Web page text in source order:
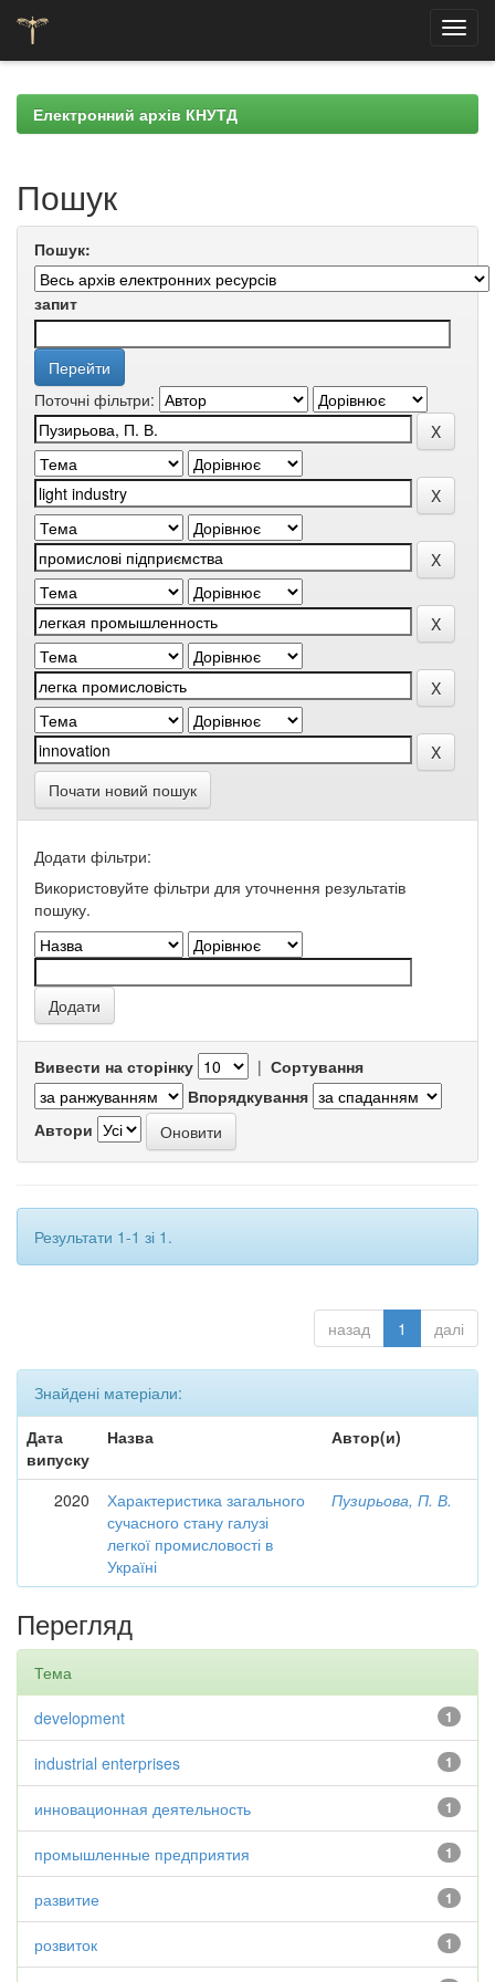
navigationЕлектронний архів КНУТД
Пошук
Пошук:
запит
Поточні фільтри:
Почати новий пошук
Додати фільтри:
Використовуйте фільтри для уточнення результатів
пошуку.
Вивести на сторінку | Сортування
Впорядкування
Автори
Результати 1-1 зі 1.
назад 1 далі
Знайдені матеріали:
Дата
випуску
Назва Автор(и)
2020
Характеристика загального
сучасного стану галузі
легкої промисловості в
Україні
Пузирьова, П. В.
Перегляд
Тема
1
development
1
industrial enterprises
1
инновационная деятельность
1
промышленные предприятия
1
развитие
1
розвиток